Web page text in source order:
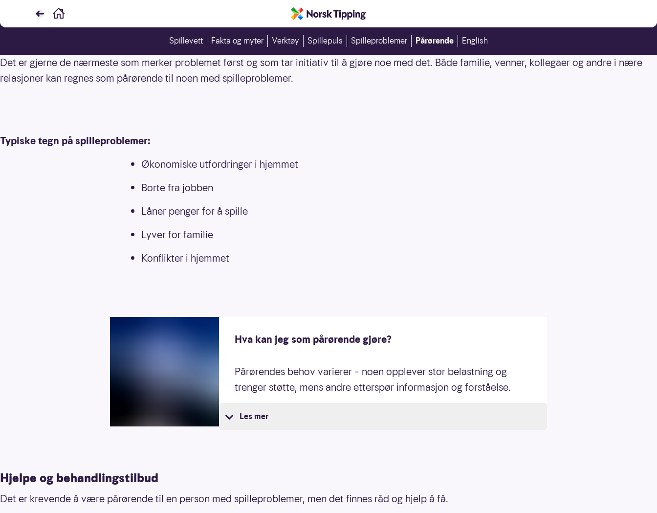
Spillevett Fakta og myter Verktøy Spillepuls Spilleproblemer Pårørende English
Er du bekymret for noen som spiller for mye?
Det er gjerne de nærmeste som merker problemet først og som tar initiativ til å gjøre noe med det. Både familie, venner, kollegaer og andre i nære
relasjoner kan regnes som pårørende til noen med spilleproblemer.
Typiske tegn på spilleproblemer:
Økonomiske utfordringer i hjemmet
Borte fra jobben
Låner penger for å spille
Lyver for familie
Konflikter i hjemmet
Hva kan jeg som pårørende gjøre?
Pårørendes behov varierer – noen opplever stor belastning og
trenger støtte, mens andre etterspør informasjon og forståelse.
Les mer
Hjelpe og behandlingstilbud
Det er krevende å være pårørende til en person med spilleproblemer, men det finnes råd og hjelp å få.